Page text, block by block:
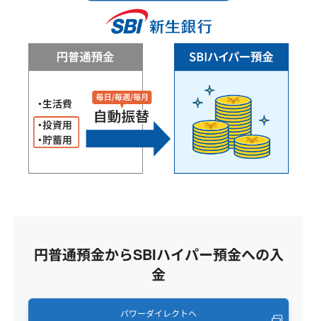
円普通預金からSBIハイパー預金への入
金
パワーダイレクトへ